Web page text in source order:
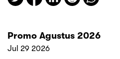
Promo Agustus 2026
Jul 29 2026